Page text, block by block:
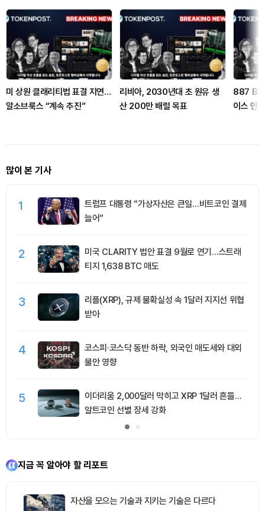
미 상원 클래리티법 표결 지연…
알소브룩스 “계속 추진”
리비아, 2030년대 초 원유 생
산 200만 배럴 목표
887
이스 인
많이 본 기사
1
트럼프 대통령 “가상자산은 큰일…비트코인 결제
늘어”
2
미국 CLARITY 법안 표결 9월로 연기…스트래
티지 1,638 BTC 매도
3
리플(XRP), 규제 불확실성 속 1달러 지지선 위협
받아
4
코스피·코스닥 동반 하락, 외국인 매도세와 대외
불안 영향
5
이더리움 2,000달러 막히고 XRP 1달러 흔들…
알트코인 선별 장세 강화
지금 꼭 알아야 할 리포트
자산을 모으는 기술과 지키는 기술은 다르다